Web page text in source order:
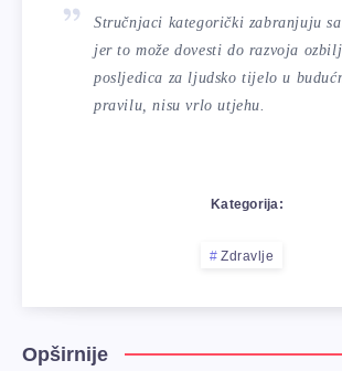
Stručnjaci kategorički zabranjuju
jer to može dovesti do razvoja
posljedica za ljudsko tijelo u
pravilu, nisu vrlo utjehu.
Kategorija:
Zdravlje
Opširnije